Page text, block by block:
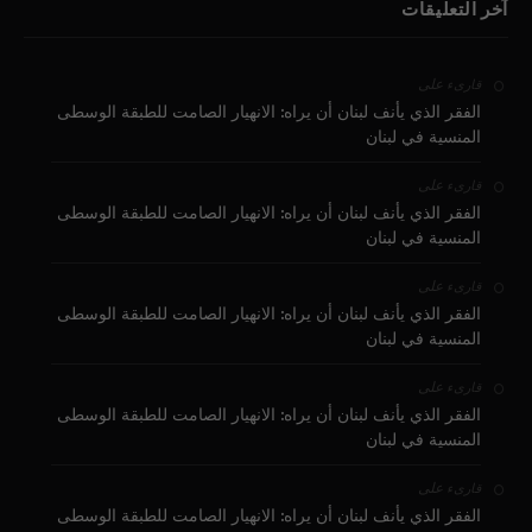
آخر التعليقات
قارىء على
الفقر الذي يأنف لبنان أن يراه: الانهيار الصامت للطبقة الوسطى
المنسية في لبنان
قارىء على
الفقر الذي يأنف لبنان أن يراه: الانهيار الصامت للطبقة الوسطى
المنسية في لبنان
قارىء على
الفقر الذي يأنف لبنان أن يراه: الانهيار الصامت للطبقة الوسطى
المنسية في لبنان
قارىء على
الفقر الذي يأنف لبنان أن يراه: الانهيار الصامت للطبقة الوسطى
المنسية في لبنان
قارىء على
الفقر الذي يأنف لبنان أن يراه: الانهيار الصامت للطبقة الوسطى